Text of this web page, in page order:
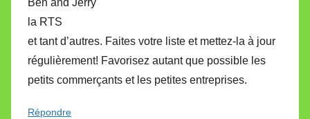
Ben and Jerry
la RTS
et tant d’autres. Faites votre liste et mettez-la à jour
régulièrement! Favorisez autant que possible les
petits commerçants et les petites entreprises.
Répondre